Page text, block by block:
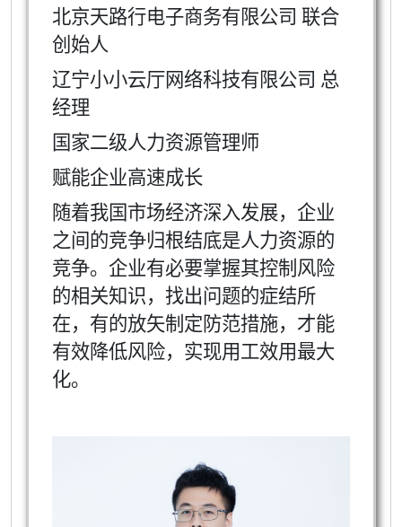
北京天路行电子商务有限公司 联合
创始人
辽宁小小云厅网络科技有限公司 总
经理
国家二级人力资源管理师
赋能企业高速成长
随着我国市场经济深入发展，企业
之间的竞争归根结底是人力资源的
竞争。企业有必要掌握其控制风险
的相关知识，找出问题的症结所
在，有的放矢制定防范措施，才能
有效降低风险，实现用工效用最大
化。